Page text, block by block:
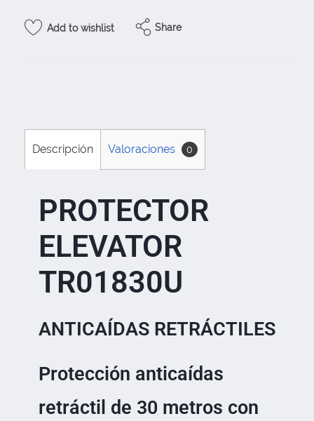
Add to wishlist Share
Descripción Valoraciones 0
PROTECTOR
ELEVATOR
TR01830U
ANTICAÍDAS RETRÁCTILES
Protección anticaídas
retráctil de 30 metros con